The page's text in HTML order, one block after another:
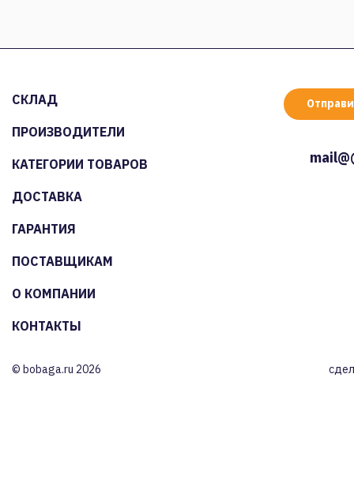
СКЛАД
ПРОИЗВОДИТЕЛИ
КАТЕГОРИИ ТОВАРОВ
ДОСТАВКА
ГАРАНТИЯ
ПОСТАВЩИКАМ
О КОМПАНИИ
КОНТАКТЫ
© bobaga.ru 2026